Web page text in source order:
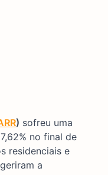
) sofreu uma
no final de
residenciais e
a